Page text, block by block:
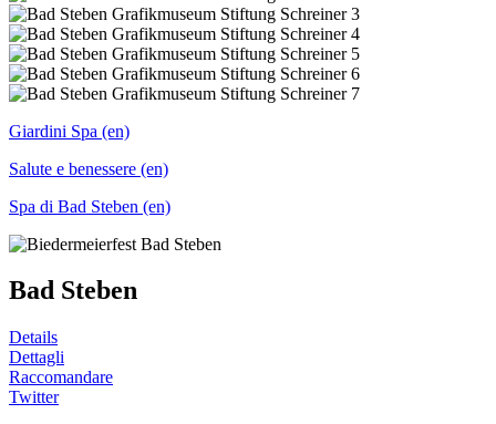
Giardini Spa (en)
Salute e benessere (en)
Spa di Bad Steben (en)
Bad Steben
Details
Dettagli
Raccomandare
Twitter